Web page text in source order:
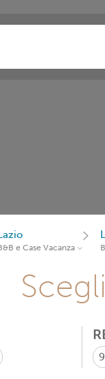
e Case Vacanza